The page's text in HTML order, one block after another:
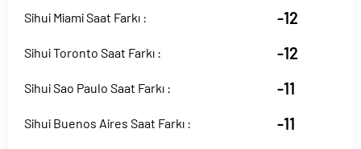
Sihui Miami Saat Farkı : -12
Sihui Toronto Saat Farkı : -12
Sihui Sao Paulo Saat Farkı : -11
Sihui Buenos Aires Saat Farkı : -11